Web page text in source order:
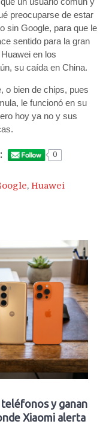
preocuparse de estar
sin Google, para que le
sentido para la gran
en los
su caída en China.
o bien de chips, pues
le funcionó en su
hoy ya no y sus
0
, Huawei
teléfonos y ganan
Xiaomi alerta